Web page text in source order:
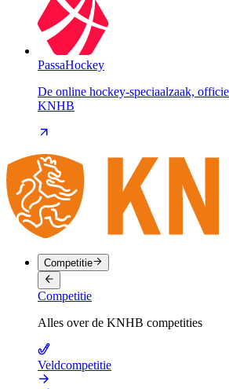
PassaHockey
De online hockey-speciaalzaak,
KNHB
Competitie
Competitie
Alles over de KNHB competities
Veldcompetitie